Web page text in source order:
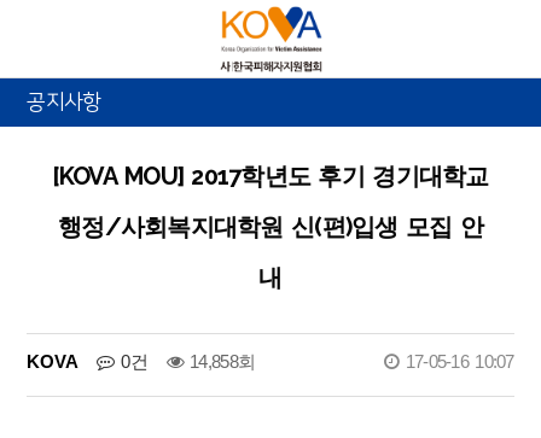
공지사항
[KOVA MOU] 2017학년도 후기 경기대학교
행정/사회복지대학원 신(편)입생 모집 안
내
KOVA 0건 14,858회 17-05-16 10:07